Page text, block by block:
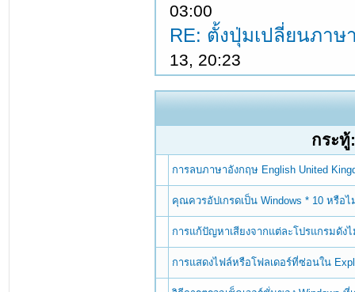
03:00
RE: ตั้งปุ่มเปลี่ยนภาษ
13, 20:23
กระทู้
การลบภาษาอังกฤษ English United
คุณควรอัปเกรดเป็น Windows * 10 หรือไ
การแก้ปัญหาเสียงจากแต่ละโปรแกรมดัง
การแสดงไฟล์หรือโฟลเดอร์ที่ซ่อนใน